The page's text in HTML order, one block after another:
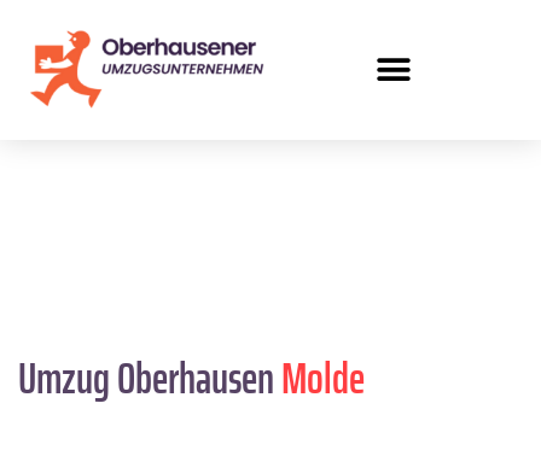
Umzug OberhausenMolde